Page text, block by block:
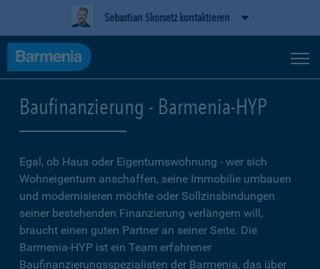
Sebastian Skorsetz kontaktieren
Baufinanzierung - Barmenia-HYP
Egal, ob Haus oder Eigentumswohnung - wer sich
Wohneigentum anschaffen, seine Immobilie umbauen
und modernisieren möchte oder Sollzinsbindungen
seiner bestehenden Finanzierung verlängern will,
braucht einen guten Partner an seiner Seite. Die
Barmenia-HYP ist ein Team erfahrener
Baufinanzierungsspezialisten der Barmenia, das über